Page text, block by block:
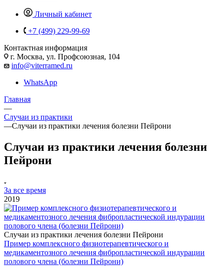
Личный кабинет
+7 (499) 229-99-69
Контактная информация
г. Москва, ул. Профсоюзная, 104
info@viterramed.ru
WhatsApp
Главная
—
Случаи из практики
—Случаи из практики лечения болезни Пейрони
Случаи из практики лечения болезни
Пейрони
За все время
2019
Случаи из практики лечения болезни Пейрони
Пример комплексного физиотерапевтического и
медикаментозного лечения фибропластической индурации
полового члена (болезни Пейрони)